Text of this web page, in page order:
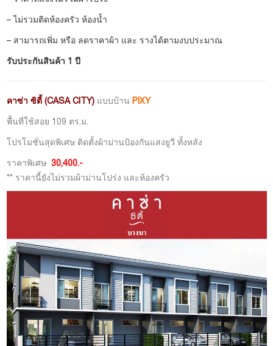
– ไม่รวมติดห้องครัว ห้องน้ำ
– สามารถเพิ่ม หรือ ลดราคาผ้า และ รางได้ตามงบประมาณ
รับประกันสินค้า 1 ปี
คาซ่า ซิตี้ (CASA CITY) แบบบ้าน PIXY
พื้นที่ใช้สอย 109 ตร.ม.
โปรโมชั่นสุดพิเศษ ติดตั้งผ้าม่านป้องกันแสงยูวี ทั้งหลัง
ราคาพิเศษ 30,400.-
** ราคานี้ยังไม่รวมผ้าม่านโปร่ง และห้องครัว